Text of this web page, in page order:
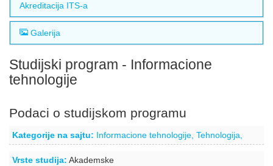
Akreditacija ITS-a
Galerija
Studijski program - Informacione
tehnologije
Podaci o studijskom programu
Kategorije na sajtu: Informacione tehnologije, Tehnologija,
Vrste studija: Akademske